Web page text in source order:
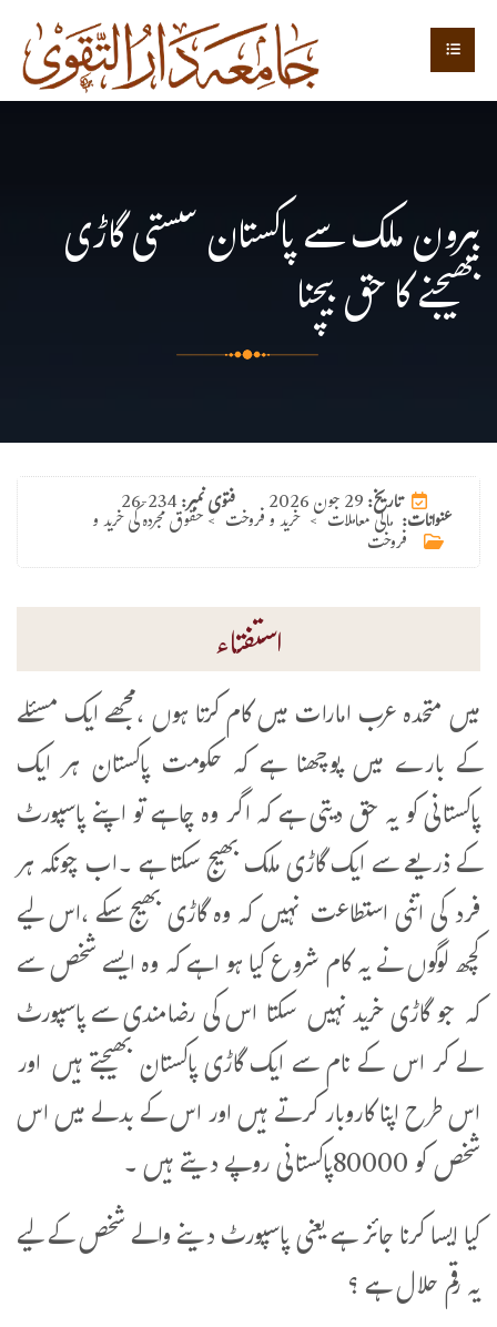
بیرون ملک سے پاکستان سستی گاڑی
بھیجنے کا حق بیچنا
فتوی نمبر:26-234 تاریخ:29 جون 2026
عنوانات:مالی معاملات>خرید و فروخت>حقوق مجردہ کی خرید و فروخت
استفتاء
میں متحدہ عرب امارات میں کام کرتا ہوں ،مجھے ایک مسئلے
کے بارے میں پوچھنا ہے کہ حکومت پاکستان ہر ایک
پاکستانی کو یہ حق دیتی ہے کہ اگر وہ چاہے تو اپنے پاسپورٹ
کے ذریعے سے ایک گاڑی ملک بھیج سکتا ہے ۔اب چونکہ ہر
فرد کی اتنی استطاعت نہیں کہ وہ گاڑی بھیج سکے ،اس لیے
کچھ لوگوں نے یہ کام شروع کیا ہو اہے کہ وہ ایسے شخص سے
کہ جو گاڑی خرید نہیں سکتا اس کی رضامندی سے پاسپورٹ
لے کر اس کے نام سے ایک گاڑی پاکستان بھیجتے ہیں اور
اس طرح اپنا کاروبار کرتے ہیں اور اس کے بدلے میں اس
شخص کو 80000پاکستانی روپے دیتے ہیں ۔
کیا ایسا کرنا جائز ہے یعنی پاسپورٹ دینے والے شخص کے لیے
یہ رقم حلال ہے ؟